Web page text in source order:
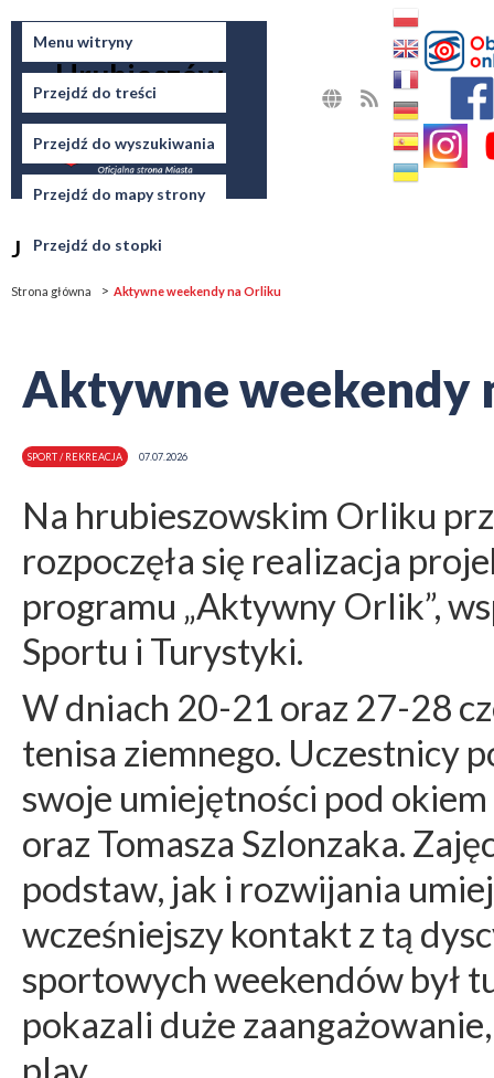
Menu witryny
Przejdź do treści
Przejdź do wyszukiwania
Przejdź do mapy strony
Przejdź do stopki
Miasto
Hrubieszów
Jesteś tutaj
Strona główna Aktywne weekendy na Orliku
Aktywne weekendy
07.07.2026
SPORT / REKREACJA
Na hrubieszowskim Orliku
rozpoczęła się realizacja
programu „Aktywny Orlik”,
Sportu i Turystyki.
W dniach 20-21 oraz 27-28
tenisa ziemnego. Uczestnicy
swoje umiejętności pod
oraz Tomasza Szlonzaka.
podstaw, jak i rozwijania
wcześniejszy kontakt z tą
sportowych weekendów był
pokazali duże